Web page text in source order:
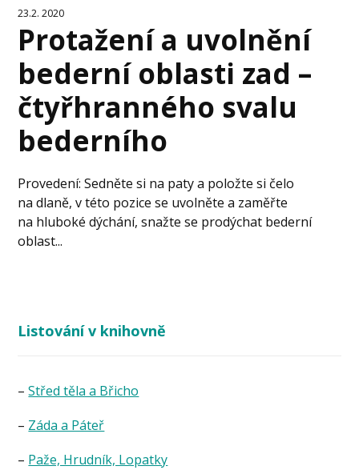
23.2. 2020
Protažení a uvolnění
bederní oblasti zad –
čtyřhranného svalu
bederního
Provedení: Sedněte si na paty a položte si čelo
na dlaně, v této pozice se uvolněte a zaměřte
na hluboké dýchání, snažte se prodýchat bederní
oblast...
Listování v knihovně
–Střed těla a Břicho
– Záda a Páteř
– Paže, Hrudník, Lopatky